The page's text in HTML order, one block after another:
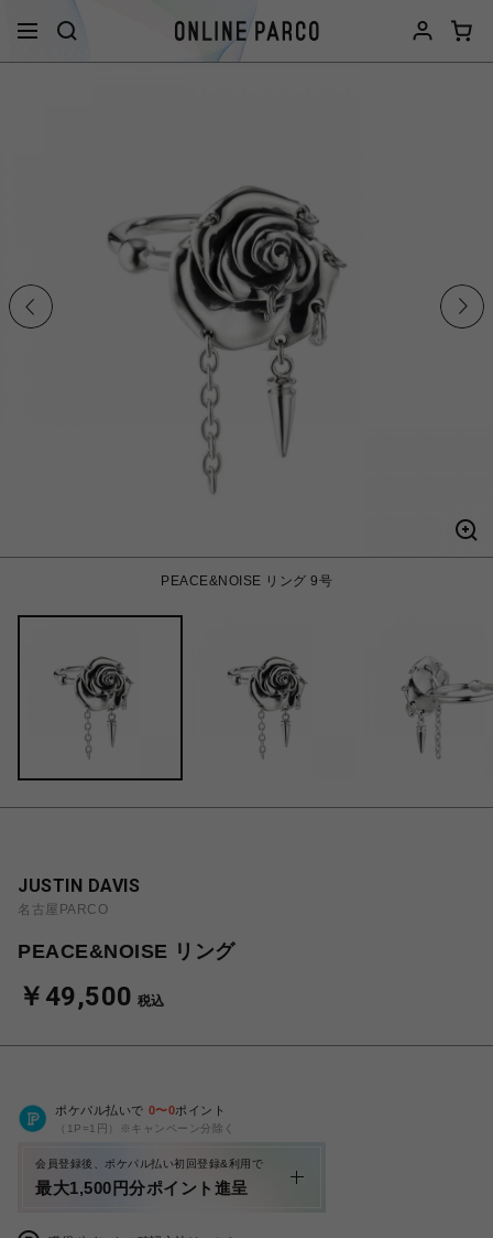
PEACE&NOISE リング 9号
JUSTIN DAVIS
名古屋PARCO
PEACE&NOISE リング
￥49,500 税込
ポケパル払いで 0〜0ポイント
（1P=1円）※キャンペーン分除く
会員登録後、ポケパル払い初回登録&利用で
最大1,500円分ポイント進呈